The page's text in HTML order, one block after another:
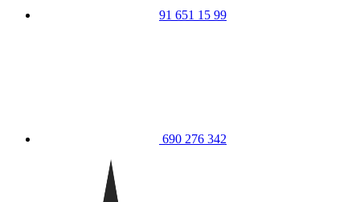
91 651 15 99
690 276 342